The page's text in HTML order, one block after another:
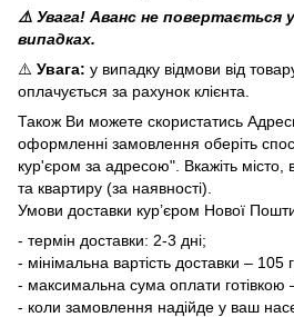
⚠️ Увага! Аванс не повертається
випадках.
⚠️ Увага: у випадку відмови від
оплачується за рахунок клієнта.
Також Ви можете скористатись
оформленні замовлення оберіть
кур'єром за адресою". Вкажіть
та квартиру (за наявності).
Умови доставки кур’єром Нової
- термін доставки: 2-3 дні;
- мінімальна вартість доставки – 105
- максимальна сума оплати готівкою
- коли замовлення надійде у ваш